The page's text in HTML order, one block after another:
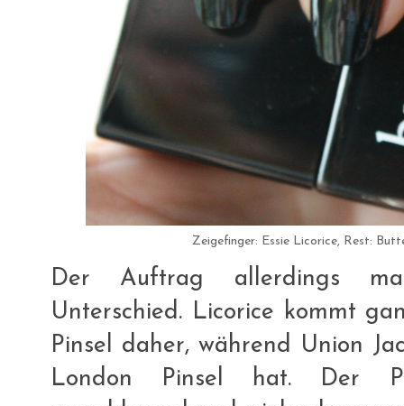
Zeigefinger: Essie Licorice, Rest:
Der Auftrag allerdings
Unterschied. Licorice kommt
Pinsel daher, während Union
London Pinsel hat. Der